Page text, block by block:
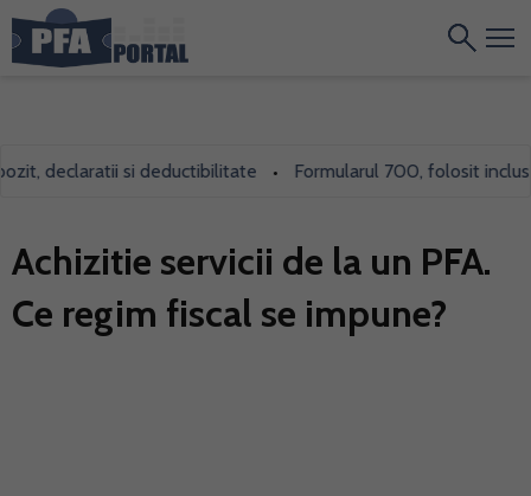
declaratii si deductibilitate • Formularul 700, folosit inclusiv
Achizitie servicii de la un PFA.
Ce regim fiscal se impune?